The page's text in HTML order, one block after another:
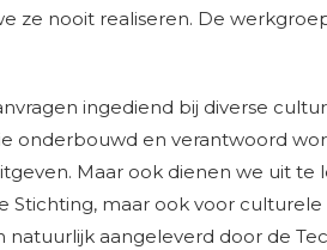
ze nooit realiseren. De
ingediend bij diverse
onderbouwd en verantwoord
Maar ook dienen we uit
maar ook voor
aangeleverd door de